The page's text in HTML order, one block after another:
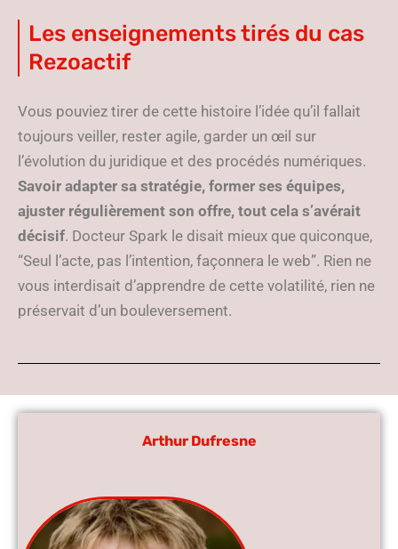
Les enseignements tirés du cas
Rezoactif
Vous pouviez tirer de cette histoire l’idée qu’il fallait
toujours veiller, rester agile, garder un œil sur
l’évolution du juridique et des procédés numériques.
Savoir adapter sa stratégie, former ses équipes,
ajuster régulièrement son offre, tout cela s’avérait
décisif. Docteur Spark le disait mieux que quiconque,
“Seul l’acte, pas l’intention, façonnera le web”. Rien ne
vous interdisait d’apprendre de cette volatilité, rien ne
préservait d’un bouleversement.
Arthur Dufresne